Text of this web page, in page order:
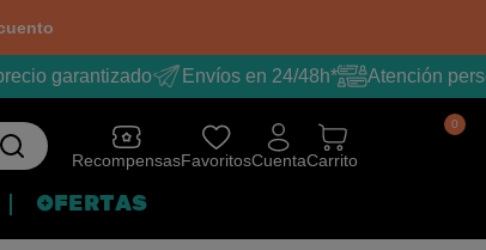
garantizado Envíos en 24/48h* Atención
RecompensasFavoritosCuentaCarrito
0
OFERTAS